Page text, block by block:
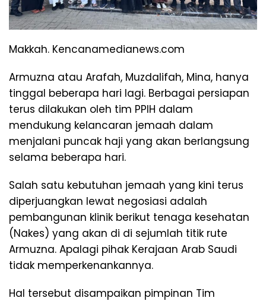
Makkah. Kencanamedianews.com
Armuzna atau Arafah, Muzdalifah, Mina, hanya
tinggal beberapa hari lagi. Berbagai persiapan
terus dilakukan oleh tim PPIH dalam
mendukung kelancaran jemaah dalam
menjalani puncak haji yang akan berlangsung
selama beberapa hari.
Salah satu kebutuhan jemaah yang kini terus
diperjuangkan lewat negosiasi adalah
pembangunan klinik berikut tenaga kesehatan
(Nakes) yang akan di di sejumlah titik rute
Armuzna. Apalagi pihak Kerajaan Arab Saudi
tidak memperkenankannya.
Hal tersebut disampaikan pimpinan Tim